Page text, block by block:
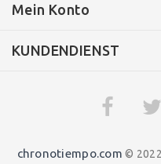
Mein Konto
KUNDENDIENST
chronotiempo.com ©